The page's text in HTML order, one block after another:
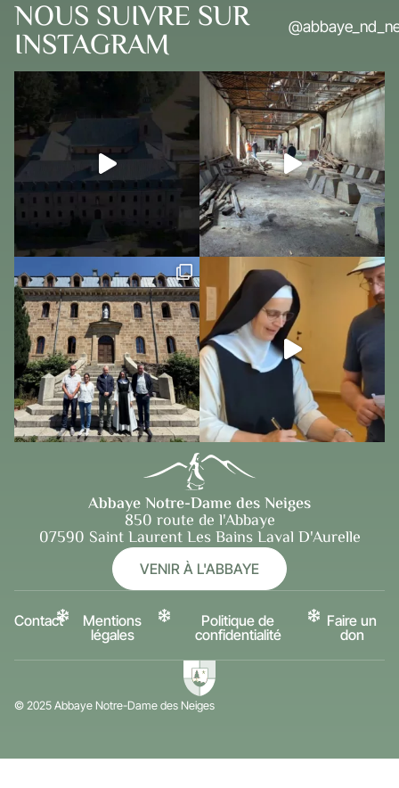
NOUS SUIVRE SUR
INSTAGRAM
Abbaye Notre-Dame des Neiges
850 route de l'Abbaye
07590 Saint Laurent Les Bains Laval D'Aurelle
VENIR À L'ABBAYE
Contact
Mentions
légales
Politique de
confidentialité
Faire un
don
© 2025 Abbaye Notre-Dame des Neiges